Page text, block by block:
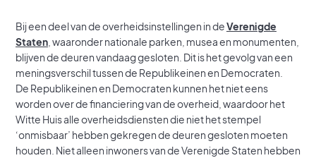
Bij een deel van de overheidsinstellingen in deVerenigde
Staten , waaronder nationale parken, musea en monumenten,
blijven de deuren vandaag gesloten. Dit is het gevolg van een
meningsverschil tussen de Republikeinen en Democraten.
De Republikeinen en Democraten kunnen het niet eens
worden over de financiering van de overheid, waardoor het
Witte Huis alle overheidsdiensten die niet het stempel
‘onmisbaar’ hebben gekregen de deuren gesloten moeten
houden. Niet alleen inwoners van de Verenigde Staten hebben